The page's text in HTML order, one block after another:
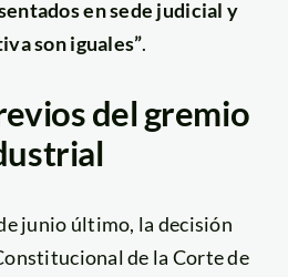
en sede judicial y
son iguales”.
del gremio
junio último, la decisión
de la Corte de